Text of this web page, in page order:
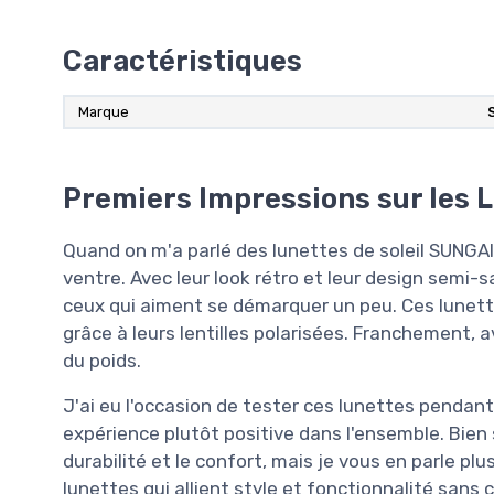
Caractéristiques
Marque
Premiers Impressions sur les
Quand on m'a parlé des lunettes de soleil
ventre. Avec leur look rétro et leur design
ceux qui aiment se démarquer un peu. Ces
grâce à leurs lentilles polarisées. Franchement,
du poids.
J'ai eu l'occasion de tester ces lunettes
expérience plutôt positive dans l'ensemble.
durabilité et le confort, mais je vous en parle
lunettes qui allient style et fonctionnalité sans